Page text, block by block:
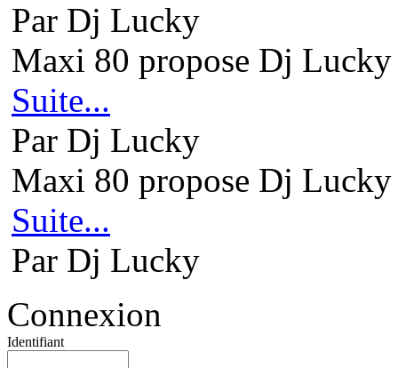
Par Dj Lucky
Maxi 80 propose Dj
Suite...
Par Dj Lucky
Maxi 80 propose Dj
Suite...
Par Dj Lucky
Connexion
Identifiant